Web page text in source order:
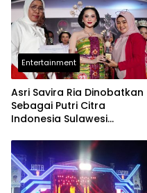
Entertainment
Asri Savira Ria Dinobatkan
Sebagai Putri Citra
Indonesia Sulawesi